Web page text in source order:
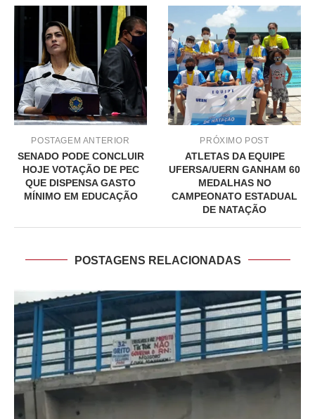
POSTAGEM ANTERIOR
SENADO PODE CONCLUIR
HOJE VOTAÇÃO DE PEC
QUE DISPENSA GASTO
MÍNIMO EM EDUCAÇÃO
PRÓXIMO POST
ATLETAS DA EQUIPE
UFERSA/UERN GANHAM 60
MEDALHAS NO
CAMPEONATO ESTADUAL
DE NATAÇÃO
POSTAGENS RELACIONADAS